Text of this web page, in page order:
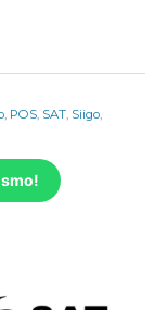
, POS, SAT, Siigo,